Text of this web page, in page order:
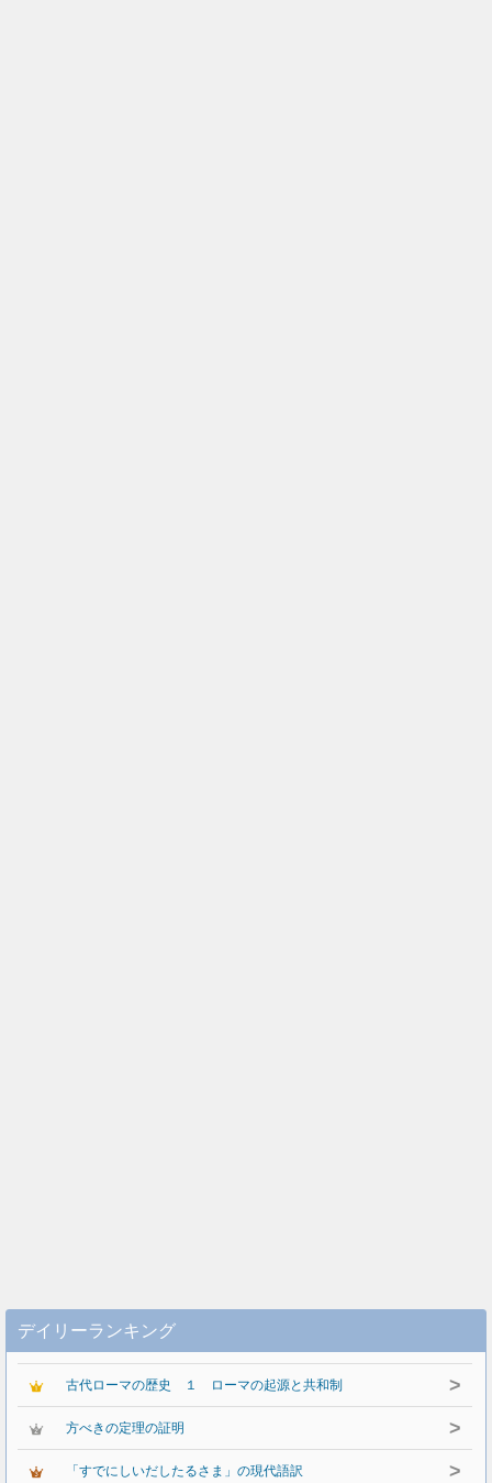
デイリーランキング
古代ローマの歴史 １ ローマの起源と共和制 >
方べきの定理の証明 >
「すでにしいだしたるさま」の現代語訳 >